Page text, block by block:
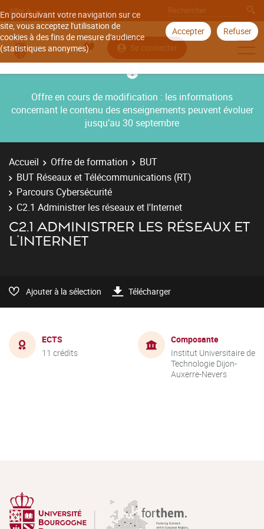
En poursuivant votre navigation sur ce
site, vous acceptez l'utilisation de
cookies à des fins de mesure d'audience
(statistiques anonymes).
Accepter Refuser
Aller à
Se connecter
Offre en cours de modification : les informations
concernant le contenu des enseignements peuvent évoluer
jusqu’au 30 septembre
Accueil Offre de formation
BUT
BUT Réseaux et Télécommunications (RT)
Parcours Cybersécurité
C2.1 Administrer les réseaux et l'Internet
C2.1 ADMINISTRER LES RÉSEAUX ET
L'INTERNET
Ajouter à la sélection Télécharger
ECTS
11 crédits
Composante
Institut Universitaire de
Technologie Dijon-
Auxerre-Nevers